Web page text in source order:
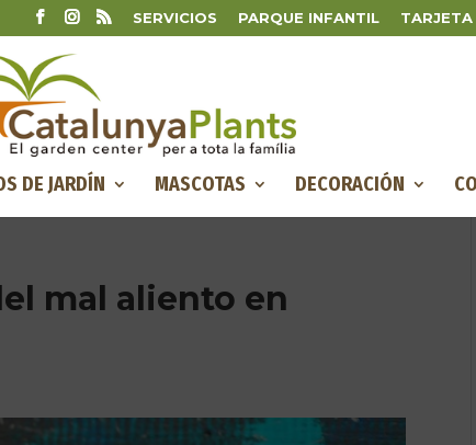
SERVICIOS PARQUE INFANTIL
DE JARDÍN MASCOTAS DECORACIÓN
mal aliento en